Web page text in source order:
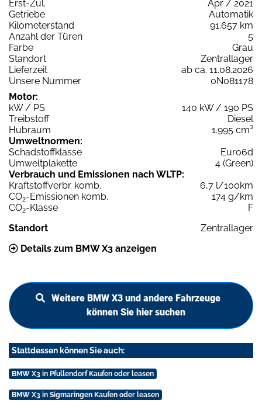
Erst-Zul.
Apr / 2021
Getriebe
Automatik
Kilometerstand
91.657 km
Anzahl der Türen
5
Farbe
Grau
Standort
Zentrallager
Lieferzeit
ab ca. 11.08.2026
Unsere Nummer
0N081178
Motor:
kW / PS
140 kW / 190 PS
Treibstoff
Diesel
Hubraum
1.995 cm³
Umweltnormen:
Schadstoffklasse
Euro6d
Umweltplakette
4 (Green)
Verbrauch und Emissionen nach WLTP:
Kraftstoffverbr. komb.
6,7 l/100km
CO2-Emissionen komb.
174 g/km
CO2-Klasse
F
Standort
Zentrallager
Details zum BMW X3 anzeigen
Weitere BMW X3 und andere Fahrzeuge
können Sie hier suchen
Stattdessen können Sie auch:
BMW X3 in Pfullendorf Kaufen oder leasen
BMW X3 in Sigmaringen Kaufen oder leasen